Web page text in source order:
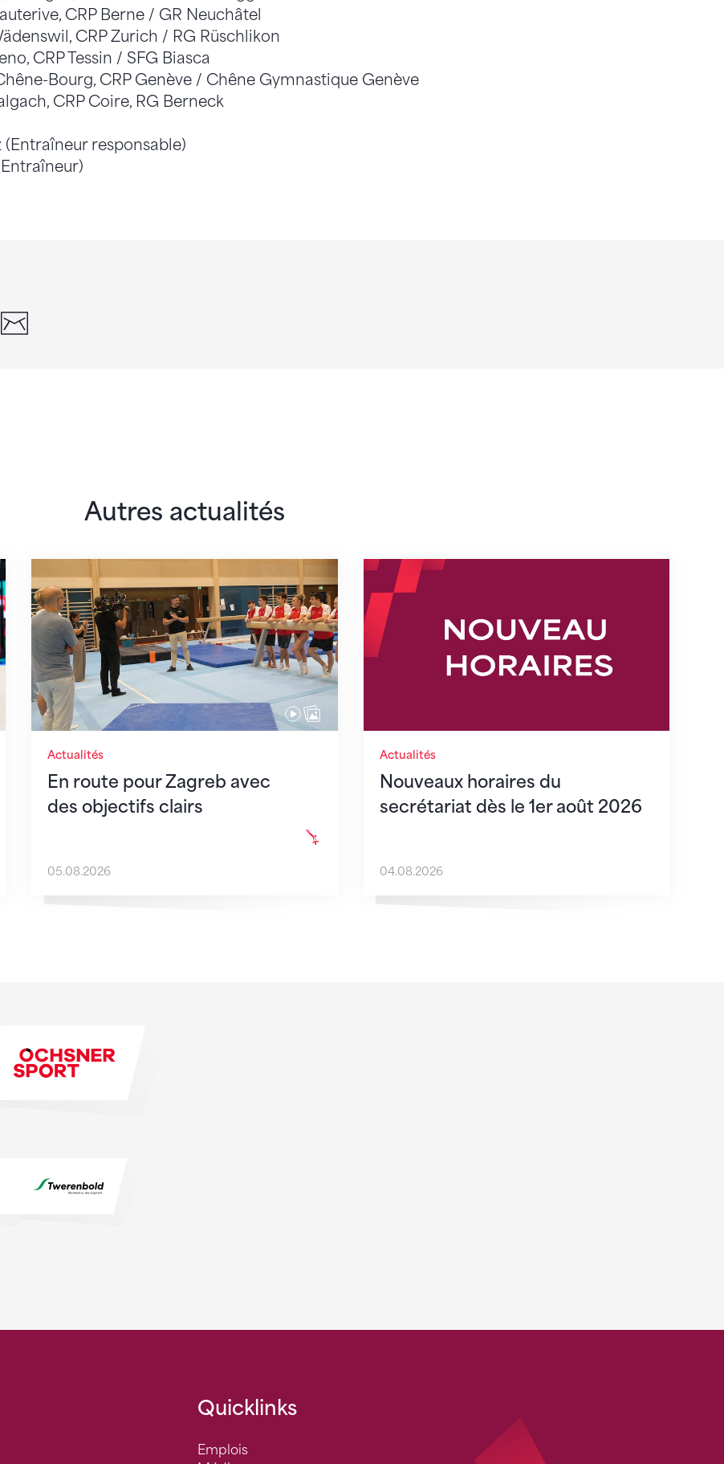
CRP Berne / GR Neuchâtel
CRP Zurich / RG Rüschlikon
CRP Tessin / SFG Biasca
Bourg, CRP Genève / Chêne Gymnastique Genève
CRP Coire, RG Berneck
responsable)
whatsapp
Autres actualités
Actualités
En route pour Zagreb avec
des objectifs clairs
En route pour Zagreb avec des objectifs clairs
05.08.2026
Actualités
Nouveaux horaires du
secrétariat dès le 1er août 2026
Nouveaux horaires du secrétariat dès le 1er août
04.08.2026
Quicklinks
Emplois